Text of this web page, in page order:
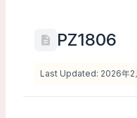
PZ1806
Last Updated: 2026年2